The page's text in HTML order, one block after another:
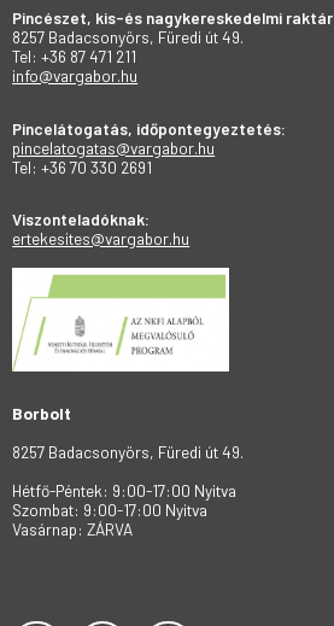
Pincészet, kis-és nagykereskedelmi raktár
8257 Badacsonyörs, Füredi út 49.
Tel: +36 87 471 211
info@vargabor.hu
Pincelátogatás, időpontegyeztetés:
pincelatogatas@vargabor.hu
Tel: +36 70 330 2691
Viszonteladóknak:
ertekesites@vargabor.hu
Borbolt
8257 Badacsonyörs, Füredi út 49.
Hétfő-Péntek: 9:00-17:00 Nyitva
Szombat: 9:00-17:00 Nyitva
Vasárnap: ZÁRVA